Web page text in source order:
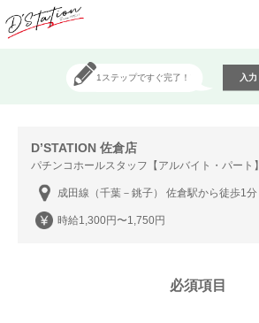
1ステップですぐ完了！ 入力
D’STATION 佐倉店
パチンコホールスタッフ【アルバイト・パート】
成田線（千葉－銚子） 佐倉駅から徒歩1分
時給1,300円〜1,750円
必須項目